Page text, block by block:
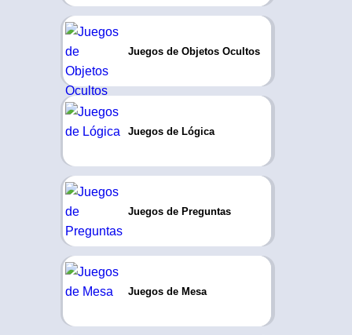
Juegos de Objetos Ocultos
Juegos de Lógica
Juegos de Preguntas
Juegos de Mesa